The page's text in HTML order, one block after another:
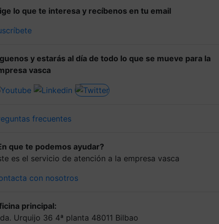
lo que te interesa y recíbenos en tu email
y estarás al día de todo lo que se mueve para la
vasca
frecuentes
que te podemos ayudar?
es el servicio de atención a la empresa vasca
con nosotros
principal:
Urquijo 36 4ª planta 48011 Bilbao